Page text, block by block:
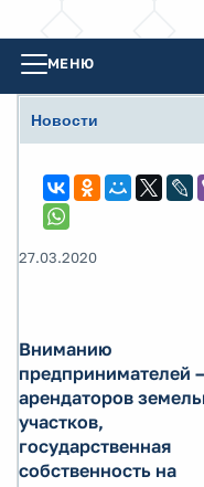
МЕНЮ
Новости
27.03.2020
Вниманию
предпринимателей –
арендаторов
участков,
государственная
собственность на